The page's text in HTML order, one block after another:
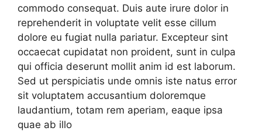
commodo consequat. Duis aute irure dolor in
reprehenderit in voluptate velit esse cillum
dolore eu fugiat nulla pariatur. Excepteur sint
occaecat cupidatat non proident, sunt in culpa
qui officia deserunt mollit anim id est laborum.
Sed ut perspiciatis unde omnis iste natus error
sit voluptatem accusantium doloremque
laudantium, totam rem aperiam, eaque ipsa
quae ab illo